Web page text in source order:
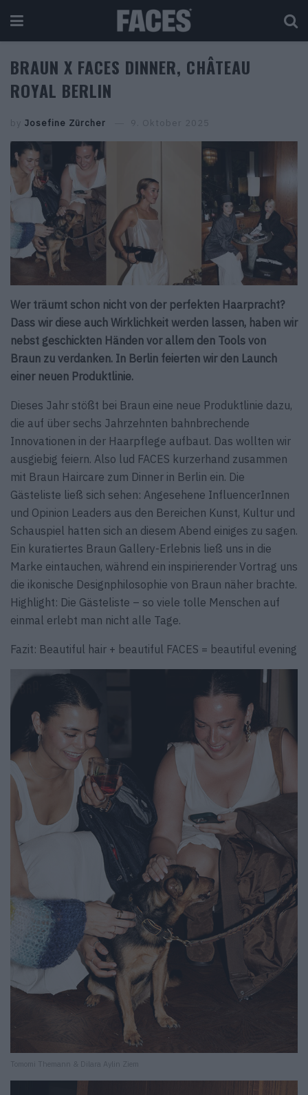
BRAUN X FACES DINNER, CHÂTEAU
ROYAL BERLIN
by Josefine Zürcher 9. Oktober 2025
Wer träumt schon nicht von der perfekten Haarpracht?
Dass wir diese auch Wirklichkeit werden lassen, haben wir
nebst geschickten Händen vor allem den Tools von
Braun zu verdanken. In Berlin feierten wir den Launch
einer neuen Produktlinie.
Dieses Jahr stößt bei Braun eine neue Produktlinie dazu,
die auf über sechs Jahrzehnten bahnbrechende
Innovationen in der Haarpflege aufbaut. Das wollten wir
ausgiebig feiern. Also lud FACES kurzerhand zusammen
mit Braun Haircare zum Dinner in Berlin ein. Die
Gästeliste ließ sich sehen: Angesehene InfluencerInnen
und Opinion Leaders aus den Bereichen Kunst, Kultur und
Schauspiel hatten sich an diesem Abend einiges zu sagen.
Ein kuratiertes Braun Gallery-Erlebnis ließ uns in die
Marke eintauchen, während ein inspirierender Vortrag uns
die ikonische Designphilosophie von Braun näher brachte.
Highlight: Die Gästeliste – so viele tolle Menschen auf
einmal erlebt man nicht alle Tage.
Fazit: Beautiful hair + beautiful FACES = beautiful evening
Tomomi Themann & Dilara Aylin Ziem